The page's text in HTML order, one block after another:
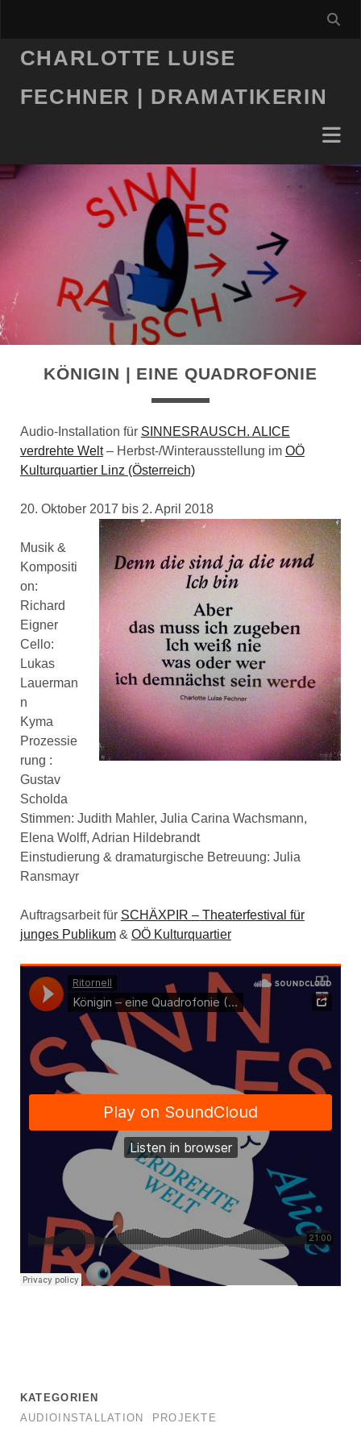
CHARLOTTE LUISE
FECHNER | DRAMATIKERIN
KÖNIGIN | EINE QUADROFONIE
Audio-Installation für SINNESRAUSCH. ALICE
verdrehte Welt– Herbst-/Winterausstellung im OÖ
Kulturquartier Linz (Österreich)
20. Oktober 2017 bis 2. April 2018
Musik &
Kompositi
on:
Richard
Eigner
Cello:
Lukas
Lauerman
n
Kyma
Prozessie
rung :
Gustav
Scholda
Stimmen: Judith Mahler, Julia Carina Wachsmann,
Elena Wolff, Adrian Hildebrandt
Einstudierung & dramaturgische Betreuung: Julia
Ransmayr
Auftragsarbeit für SCHÄXPIR – Theaterfestival für
junges Publikum& OÖ Kulturquartier
KATEGORIEN
AUDIOINSTALLATION
PROJEKTE